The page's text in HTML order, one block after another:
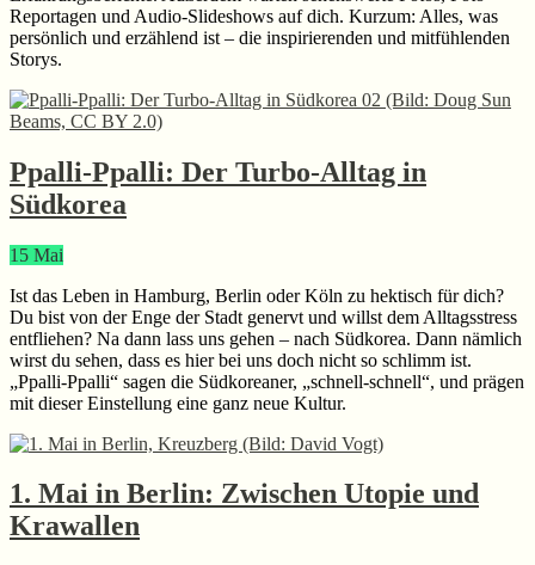
Reportagen und Audio-Slideshows auf dich. Kurzum: Alles, was
persönlich und erzählend ist – die inspirierenden und mitfühlenden
Storys.
Ppalli-Ppalli: Der Turbo-Alltag in
Südkorea
15 Mai
Ist das Leben in Hamburg, Berlin oder Köln zu hektisch für dich?
Du bist von der Enge der Stadt genervt und willst dem Alltagsstress
entfliehen? Na dann lass uns gehen – nach Südkorea. Dann nämlich
wirst du sehen, dass es hier bei uns doch nicht so schlimm ist.
„Ppalli-Ppalli“ sagen die Südkoreaner, „schnell-schnell“, und prägen
mit dieser Einstellung eine ganz neue Kultur.
1. Mai in Berlin: Zwischen Utopie und
Krawallen